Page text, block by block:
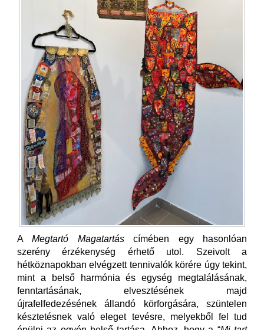
AMegtartó Magatartáscímében egy hasonlóan
szerény érzékenység érhető utol. Szeivolt a
hétköznapokban elvégzett tennivalók körére úgy tekint,
mint a belső harmónia és egység megtalálásának,
fenntartásának, elvesztésének majd
újrafelfedezésének állandó körforgására, szüntelen
késztetésnek való eleget tevésre, melyekből fel tud